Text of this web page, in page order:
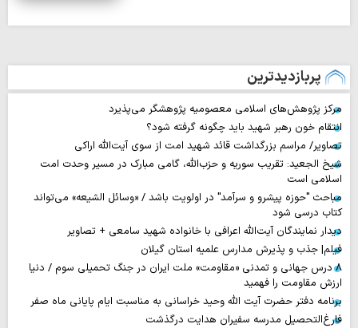
پربازدیدترین
مرکز پژوهش‌های اسلامی معصومیه پژوهشگر می‌پذیرد
انتقام خون رهبر شهید باید چگونه گرفته شود؟
تصاویر/ مراسم بزرگداشت قائد شهید امت از سوی آیت‌الله اراکی
شیخ الجعید: تقریب سوریه و حزب‌الله، گامی مبارک در مسیر وحدت امت
اسلامی است
مباحث "حوزه پیشرو و سرآمد" در اولویت باشد / «وسائل الشیعه» می‌تواند
کتاب درسی شود
دیدار نمایندگان آیت‌الله اعرافی با خانواده شهید سامعی + تصاویر
فیلم| جذب و پذیرش مدارس علمیه استان گیلان
۸ درس جهانی و تمدنی «مقاومت» ملت ایران در جنگ تحمیلی سوم / دنیا
ارزش مقاومت را فهمید
برنامه دفتر حضرت آیت الله وحید خراسانی به مناسبت ایام پایانی ماه صفر
فارغ‌التحصیل مدرسه سفیران هدایت درگذشت